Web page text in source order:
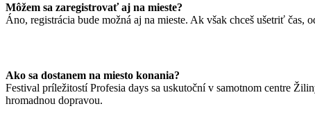
Môžem sa zaregistrovať aj na mieste?
Áno, registrácia bude možná aj na mieste. Ak však chceš ušetriť čas,
Ako sa dostanem na miesto konania?
Festival príležitostí Profesia days sa uskutoční v samotnom centre
hromadnou dopravou.